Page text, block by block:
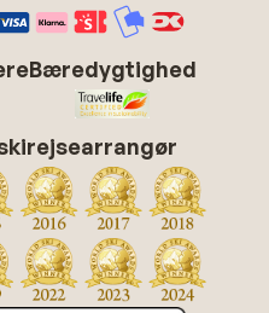
Bæredygtighed